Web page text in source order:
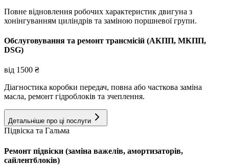
Повне відновлення робочих характеристик двигуна з
хонінгуванням циліндрів та заміною поршневої групи.
Обслуговування та ремонт трансмісій (АКПП, МКПП,
DSG)
від 1500 ₴
Діагностика коробки передач, повна або часткова заміна
масла, ремонт гідроблоків та зчеплення.
Детальніше про ці послуги
Підвіска та Гальма
Ремонт підвіски (заміна важелів, амортизаторів,
сайлентблоків)